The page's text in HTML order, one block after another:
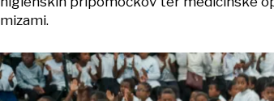
mizami.